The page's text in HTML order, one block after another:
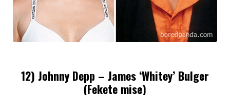
12) Johnny Depp – James ‘Whitey’ Bulger
(Fekete mise)